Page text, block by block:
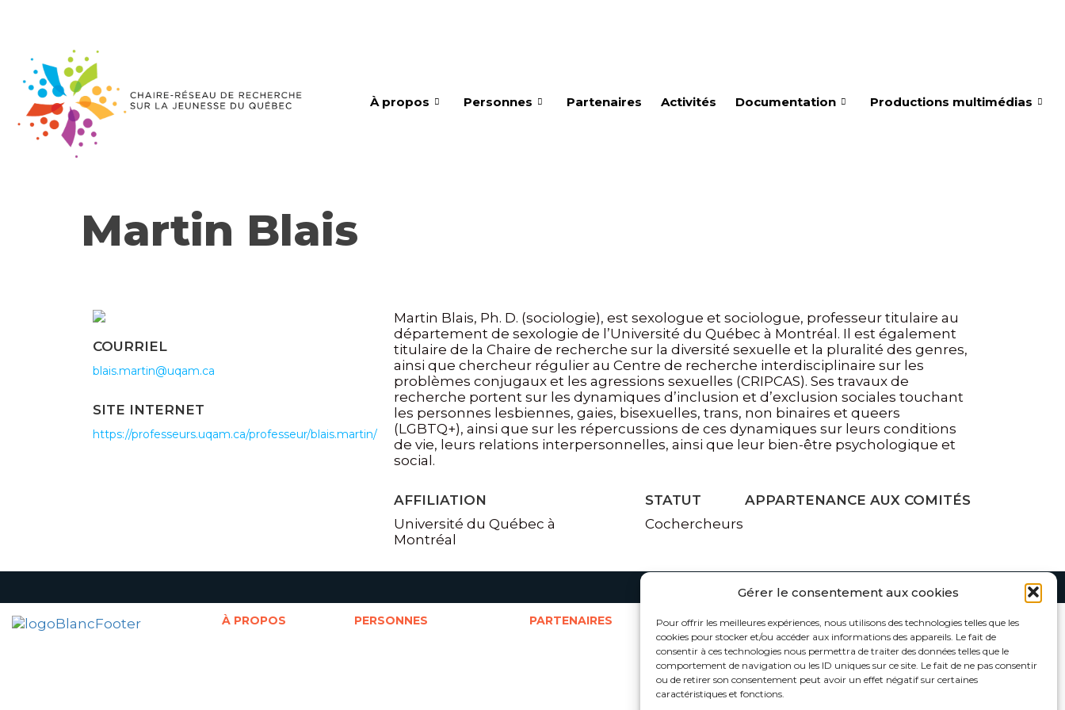
Gérer le consentement aux cookies
Pour offrir les meilleures expériences, nous utilisons des technologies telles que les
cookies pour stocker et/ou accéder aux informations des appareils. Le fait de
consentir à ces technologies nous permettra de traiter des données telles que le
comportement de navigation ou les ID uniques sur ce site. Le fait de ne pas consentir
ou de retirer son consentement peut avoir un effet négatif sur certaines
caractéristiques et fonctions.
À propos Personnes Partenaires Activités Documentation Productions multimédias
Martin Blais
COURRIEL
blais.martin@uqam.ca
SITE INTERNET
https://professeurs.uqam.ca/professeur/blais.martin/
Martin Blais, Ph. D. (sociologie), est sexologue et sociologue, professeur titulaire au
département de sexologie de l’Université du Québec à Montréal. Il est également
titulaire de la Chaire de recherche sur la diversité sexuelle et la pluralité des genres,
ainsi que chercheur régulier au Centre de recherche interdisciplinaire sur les
problèmes conjugaux et les agressions sexuelles (CRIPCAS). Ses travaux de
recherche portent sur les dynamiques d’inclusion et d’exclusion sociales touchant
les personnes lesbiennes, gaies, bisexuelles, trans, non binaires et queers
(LGBTQ+), ainsi que sur les répercussions de ces dynamiques sur leurs conditions
de vie, leurs relations interpersonnelles, ainsi que leur bien-être psychologique et
social.
AFFILIATION
Université du Québec à
Montréal
STATUT
Cochercheurs
APPARTENANCE AUX COMITÉS
À PROPOS PERSONNES PARTENAIRES
Partenaires sociocommunautaires
DOCUMENTATION
Documentation jeunesse
Soutenue par la CRJ
Jeunesse en chiffres
Liée à la Covid-19
MULTIMÉDIAS
Outils visuels
Documents audios et vidéos
Cours en ligne